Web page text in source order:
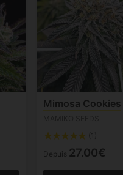
Mimosa Cookies
(1)
Depuis 27.00€